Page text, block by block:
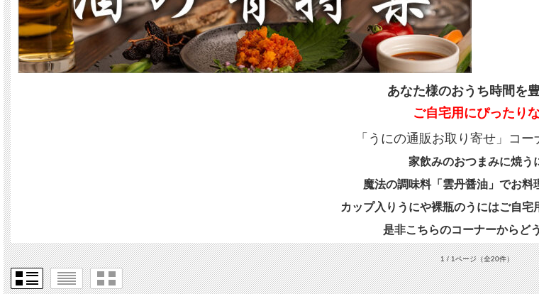
あなた様のおうち時間を
ご自宅用にぴったり
「うにの通販お取り寄せ」コー
家飲みのおつまみに焼う
魔法の調味料「雲丹醤油」でお料
カップ入りうにや裸瓶のうにはご自宅
是非こちらのコーナーからど
1 / 1ページ（全20件）